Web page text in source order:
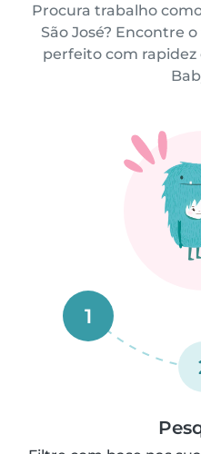
Procura trabalho
São José? Encontre
perfeito com rapidez
1